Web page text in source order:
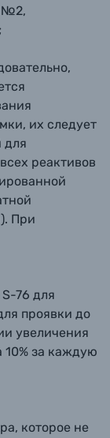
№2,
их следует
для
реактивов
При
76 для
проявки до
увеличения
10% за каждую
которое не